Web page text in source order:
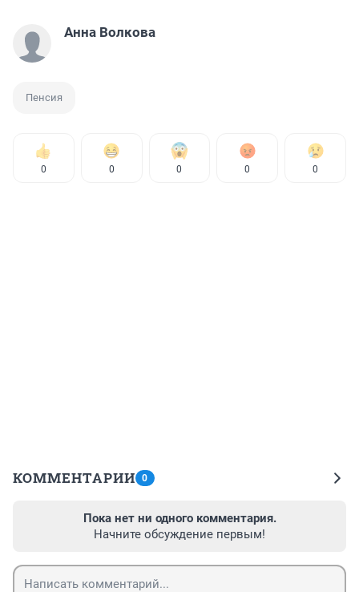
Анна Волкова
Пенсия
0 0 0 0 0
КОММЕНТАРИИ 0
Пока нет ни одного комментария.
Начните обсуждение первым!